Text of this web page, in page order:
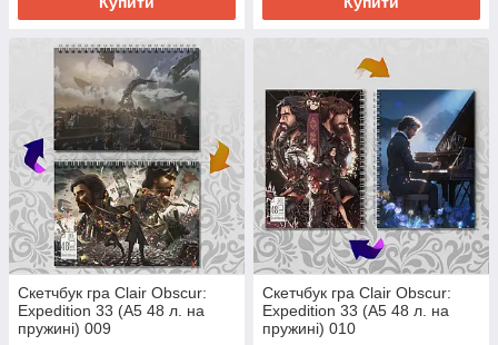
Скетчбук гра Clair Obscur:
Expedition 33 (А5 48 л. на
пружині) 009
Скетчбук гра Clair Obscur:
Expedition 33 (А5 48 л. на
пружині) 010